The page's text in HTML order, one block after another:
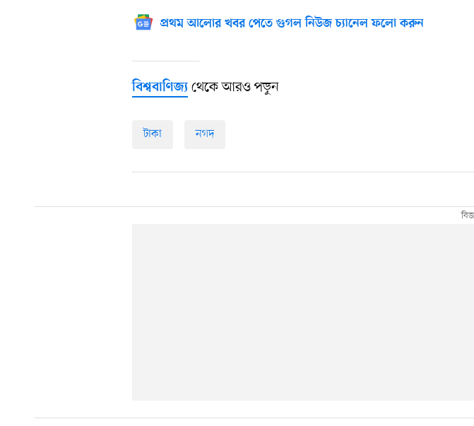
প্রথম আলোর খবর পেতে গুগল নিউজ চ্যানেল ফলো করুন
বিশ্ববাণিজ্য থেকে আরও পড়ুন
টাকা নগদ